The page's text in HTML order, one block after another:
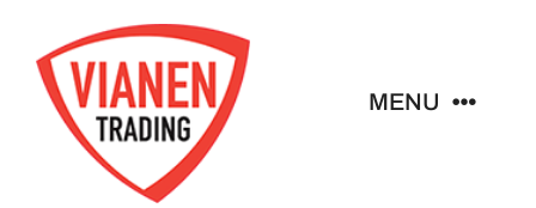
naar
inhoud
MENU